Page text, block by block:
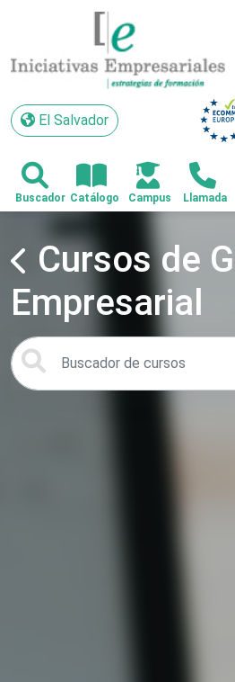
El Salvador
El Salvador
Cursos de
Empresarial